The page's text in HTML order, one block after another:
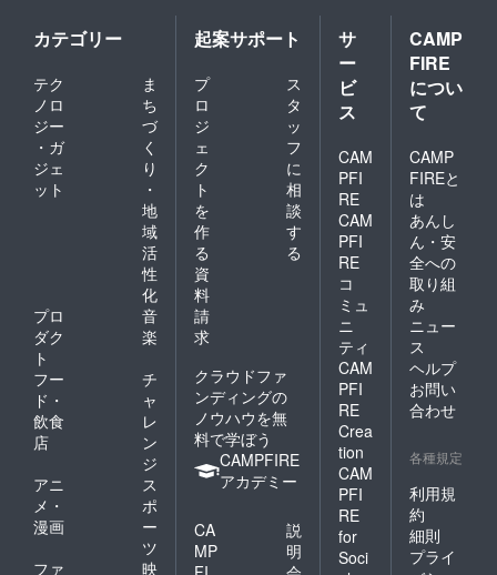
━ 素材:
ベビー
アルパ
カ100%
【DELU
XEス
ズ:W60
H180(c
m) 重
量:約
200g
【CLAS
ICOス
トー
ル】 サ
ズ:W60
H180(c
m) 重
210g
ANCE
ポン
チョ】
サイズ :
フリー
カテゴリー
テク
ノロ
ジー
・ガ
ジェ
ット
ま
ち
づ
く
り
・
地
域
活
性
化
プロ
ダク
ト
音
楽
フー
ド・
飲食
店
チ
ャ
レ
ン
ジ
アニ
メ・
漫画
ス
ポ
ー
ツ
ファ
映
起案サポート
プ
ロ
ジ
ェ
ク
ト
を
作
る
ス
タ
ッ
フ
に
相
談
す
る
資
料
請
求
クラウドファ
ンディングの
ノウハウを無
料で学ぼう
CAMPFIRE
アカデミー
CA
MP
説
明
サ
ー
ビ
ス
CAM
PFI
RE
CAM
PFI
RE
コ
ミュ
ニ
ティ
CAM
PFI
RE
Crea
tion
CAM
PFI
RE
for
Soci
CAMP
FIRE
につい
て
CAMP
FIREと
は
あんし
ん・安
全への
取り組
み
ニュー
ス
ヘルプ
お問い
合わせ
各種規定
利用規
約
細則
プライ